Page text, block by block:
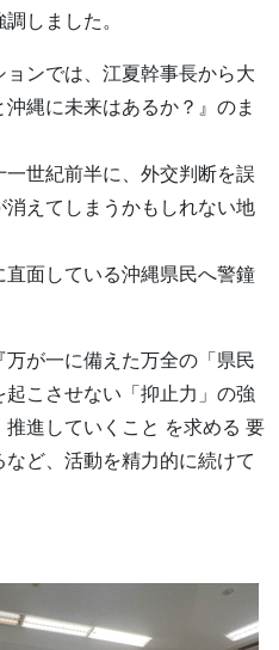
しました。
ンでは、江夏幹事長から大
縄に未来はあるか？』のま
一世紀前半に、外交判断を誤
えてしまうかもしれない地
面している沖縄県民へ警鐘
が一に備えた万全の「県民
こさせない「抑止力」の強
進していくこと を求める 要
ど、活動を精力的に続けて